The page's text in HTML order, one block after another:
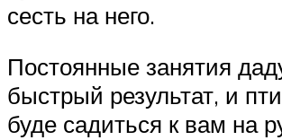
сесть на него.
Постоянные занятия
быстрый результат, и
буде садиться к вам на